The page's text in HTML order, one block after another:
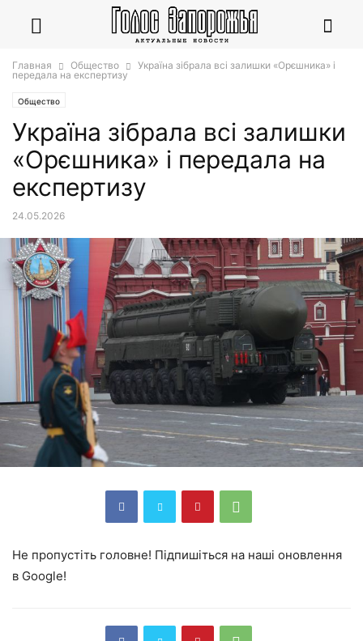
Главная Общество
Україна зібрала всі залишки «Орєшника» і
передала на експертизу
Общество
Україна зібрала всі залишки
«Орєшника» і передала на
експертизу
24.05.2026
Не пропустіть головне! Підпишіться на наші оновлення
в Google!